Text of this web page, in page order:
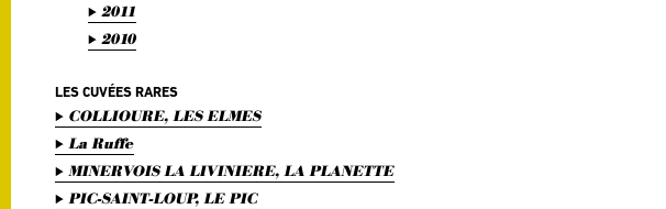
2011
2010
LES CUVÉES RARES
COLLIOURE, LES ELMES
La Ruffe
MINERVOIS LA LIVINIERE, LA PLANETTE
PIC-SAINT-LOUP, LE PIC